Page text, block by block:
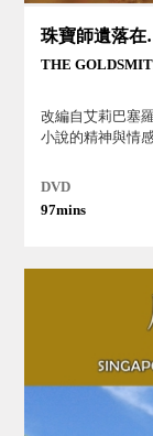
珠寶
THE
改編自艾莉巴塞
小說的精神與情
兼文學評論「愛
DVD
97mins